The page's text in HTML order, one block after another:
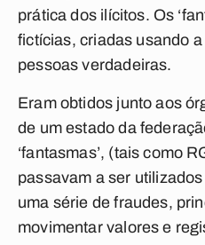
prática dos ilícitos. Os
fictícias, criadas usando
pessoas verdadeiras.
Eram obtidos junto aos
de um estado da
‘fantasmas’, (tais como
passavam a ser
uma série de fraudes,
movimentar valores e